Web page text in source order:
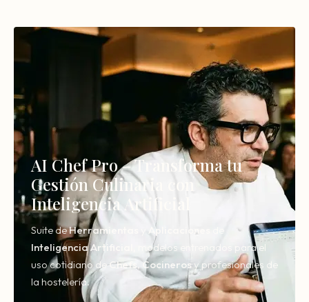
AI Chef Pro – Transforma tu
Gestión Culinaria con
Inteligencia Artificial
Suite deHerramientas Aplicaciones
InteligenciaArtificial,
modelos entrenados para el
uso cotidiano deChefs ,Cocineros y profesionales de
la hostelería.